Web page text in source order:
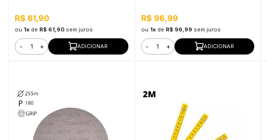
R$ 61,90
ou 1x de R$ 61,90 sem juros
- + ADICIONAR
R$ 96,99
ou 1xde R$ 96,99 sem juros
- + ADICIONAR